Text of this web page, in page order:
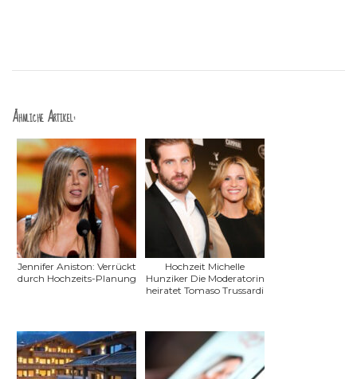
Ähnliche Artikel:
Jennifer Aniston: Verrückt
durch Hochzeits-Planung
Hochzeit Michelle
Hunziker Die Moderatorin
heiratet Tomaso Trussardi